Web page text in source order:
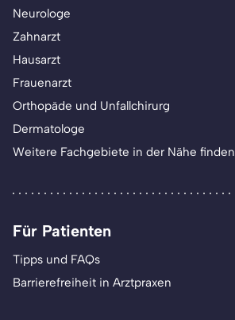
Neurologe
Zahnarzt
Hausarzt
Frauenarzt
Orthopäde und Unfallchirurg
Dermatologe
Weitere Fachgebiete in der Nähe finden
Für Patienten
Tipps und FAQs
Barrierefreiheit in Arztpraxen